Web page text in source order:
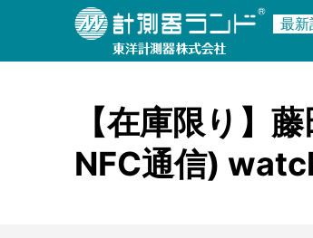
最新
商品名・キーワード
【在庫限り】
NFC通信)